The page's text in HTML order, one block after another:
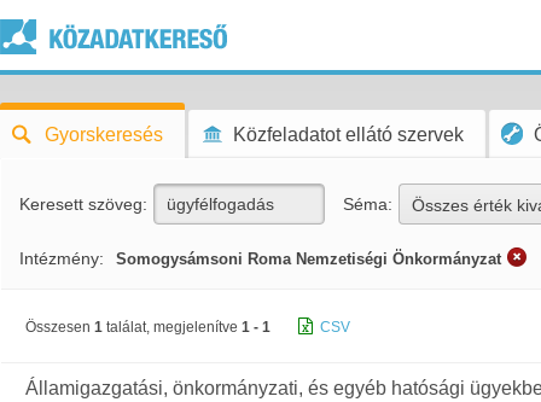
Gyorskeresés Közfeladatot ellátó szervek
Keresett szöveg: Séma: Összes érték
Intézmény: Somogysámsoni Roma Nemzetiségi Önkormányzat
Összesen 1 találat, megjelenítve 1 - 1 CSV
Államigazgatási, önkormányzati, és egyéb hatósági